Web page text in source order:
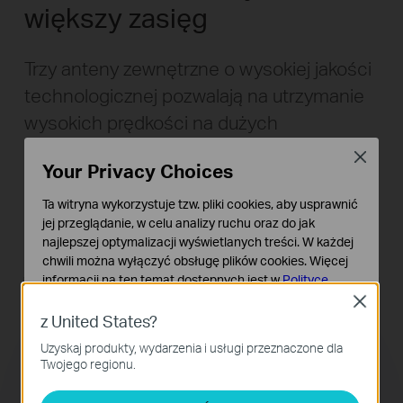
większy zasięg
Trzy anteny zewnętrzne o wysokiej jakości
technologicznej pozwalają na utrzymanie
wysokich prędkości na dużych
korzystanie z niezwykle szerokiego zasięgu
sieci bezprzewodowej oraz jej
niezawodności w każdym pomieszczeniu
dużego domu lub biura.
z United States?
Uzyskaj produkty, wydarzenia i usługi przeznaczone dla
Twojego regionu.
Close
Your Privacy Choices
Ta witryna wykorzystuje tzw. pliki cookies, aby usprawnić
jej przeglądanie, w celu analizy ruchu oraz do jak
najlepszej optymalizacji wyświetlanych treści. W każdej
chwili można wyłączyć obsługę plików cookies. Więcej
informacji na ten temat dostępnych jest wPolityce
Podstawowe Cookies
Te pliki cookies niezbędne są do poprawnego działania
witryny i nie moga zostać wyłączone.
Cookies dotyczące analizy i marketingu
Close